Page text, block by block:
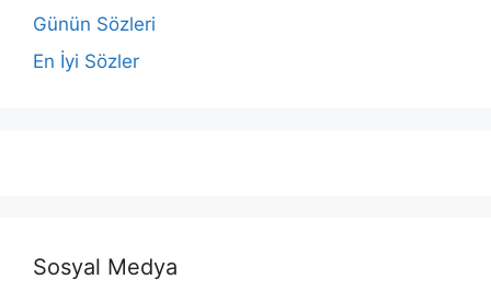
Günün Sözleri
En İyi Sözler
Sosyal Medya